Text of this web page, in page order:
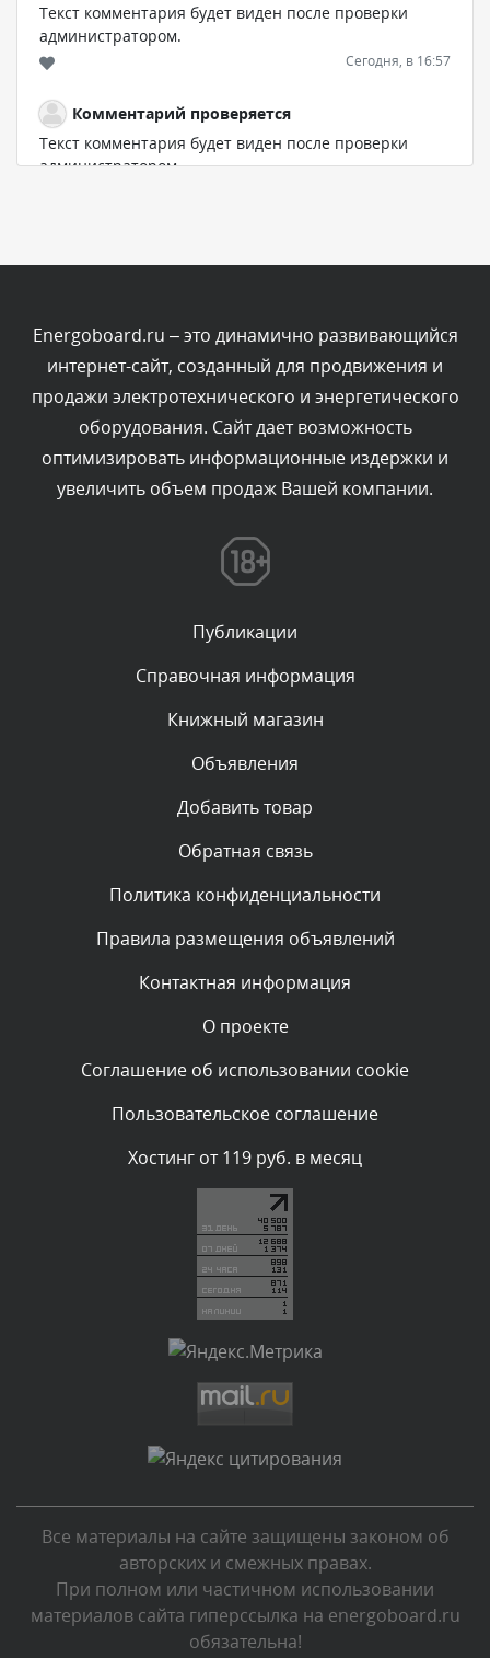
Текст комментария будет виден после проверки
администратором.
Сегодня, в 16:57
Комментарий проверяется
Текст комментария будет виден после проверки
администратором.
Комментарий проверяется
Текст комментария будет виден после проверки
администратором.
Сегодня, в 12:23
Комментарий проверяется
Текст комментария будет виден после проверки
Комментарий проверяется
Текст комментария будет виден после проверки
администратором.
Комментарий проверяется
администратором.
Комментарий проверяется
администратором.
Комментарий проверяется
администратором.
Комментарий проверяется
Текст комментария будет виден после проверки
Комментарий проверяется
Текст комментария будет виден после проверки
администратором.
Текст комментария будет виден после проверки
администратором.
Комментарий проверяется
Текст комментария будет виден после проверки
администратором.
Сегодня, в 04:43
Energoboard.ru – это динамично развивающийся
интернет-сайт, созданный для продвижения и
продажи электротехнического и энергетического
оборудования. Сайт дает возможность
оптимизировать информационные издержки и
увеличить объем продаж Вашей компании.
Публикации
Справочная информация
Книжный магазин
Объявления
Добавить товар
Обратная связь
Политика конфиденциальности
Правила размещения объявлений
Контактная информация
О проекте
Соглашение об использовании cookie
Пользовательское соглашение
Хостинг от 119 руб. в месяц
Все материалы на сайте защищены законом об
авторских и смежных правах.
При полном или частичном использовании
материалов сайта гиперссылка на energoboard.ru
обязательна!